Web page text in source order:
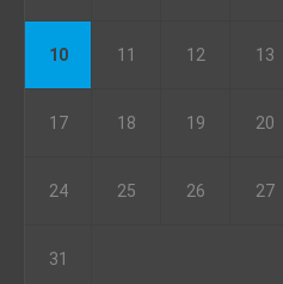
10 11 12 13
17 18 19 20
24 25 26 27
31